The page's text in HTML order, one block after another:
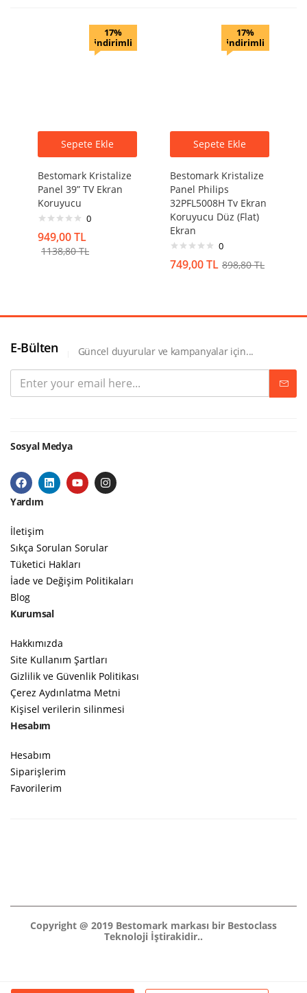
17%
indirimli
Sepete Ekle
Bestomark Kristalize
Panel 39” TV Ekran
Koruyucu
0
949,00TL
1138,80TL
17%
indirimli
Sepete Ekle
Bestomark Kristalize
Panel Philips
32PFL5008H Tv Ekran
Koruyucu Düz (Flat)
Ekran
0
749,00TL 898,80TL
E-Bülten Güncel duyurular ve kampanyalar için...
Sosyal Medya
Yardım
İletişim
Sıkça Sorulan Sorular
Tüketici Hakları
İade ve Değişim Politikaları
Blog
Kurumsal
Hakkımızda
Site Kullanım Şartları
Gizlilik ve Güvenlik Politikası
Çerez Aydınlatma Metni
Kişisel verilerin silinmesi
Hesabım
Hesabım
Siparişlerim
Favorilerim
Copyright @ 2019 Bestomark markası bir Bestoclass
Teknoloji İştirakidir..